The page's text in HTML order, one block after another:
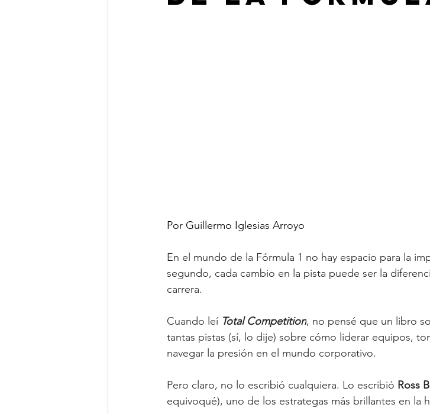
Por Guillermo Iglesias Arroyo
En el mundo de la Fórmula 1 no hay espacio para la
segundo, cada cambio en la pista puede ser la
carrera.
Cuando leí Total Competition, no pensé que un libro
tantas pistas (sí, lo dije) sobre cómo liderar equipos,
navegar la presión en el mundo corporativo.
Pero claro, no lo escribió cualquiera. Lo escribió Ross
equivoqué), uno de los estrategas más brillantes en la